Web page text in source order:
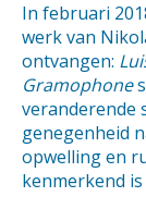
In februari
werk van
ontvangen:
Gramophone
veranderende
genegenheid
opwelling en
kenmerkend